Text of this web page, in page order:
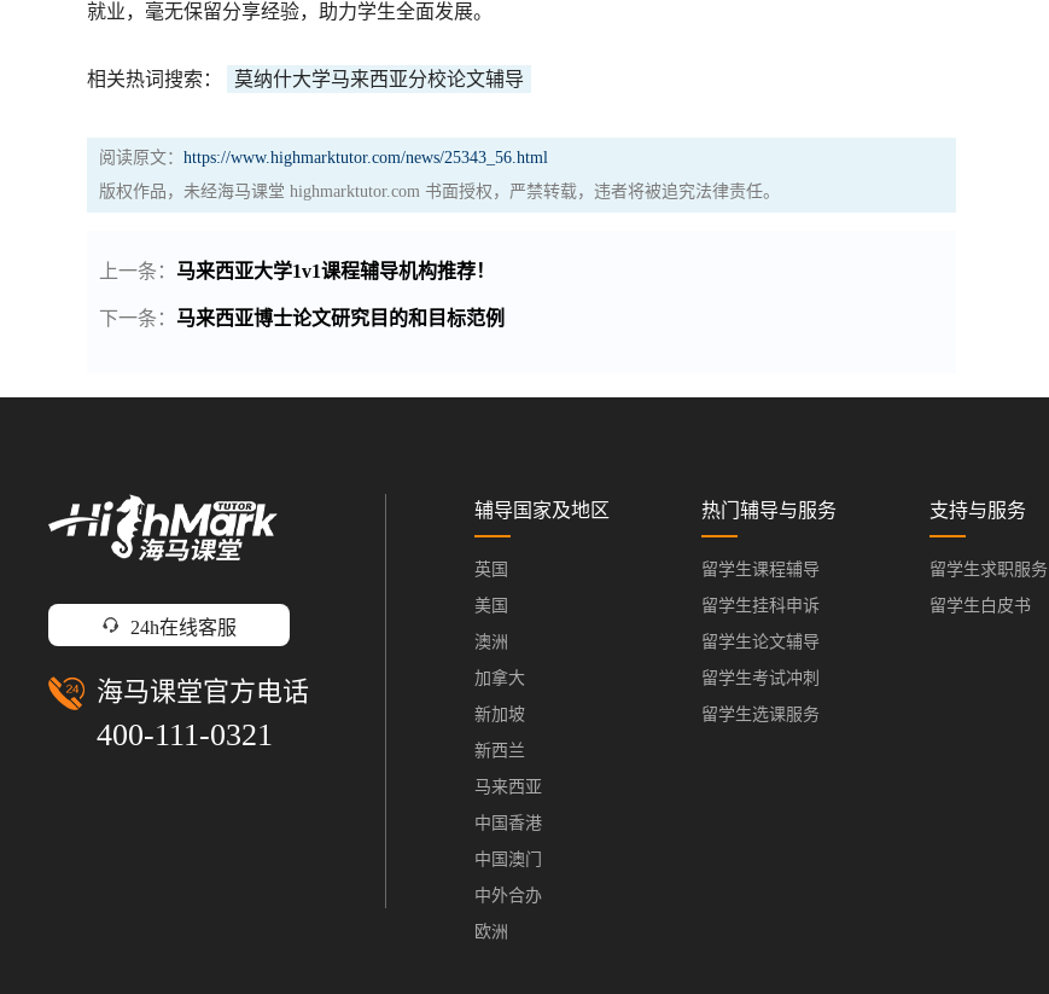
就业，毫无保留分享经验，助力学生全面发展。
相关热词搜索： 莫纳什大学马来西亚分校论文辅导
阅读原文： https://www.highmarktutor.com/news/25343_56.html
版权作品，未经海马课堂 highmarktutor.com 书面授权，严禁转载，违者将被追究法律责任。
上一条： 马来西亚大学1v1课程辅导机构推荐！
下一条： 马来西亚博士论文研究目的和目标范例
24h在线客服
海马课堂官方电话
400-111-0321
辅导国家及地区
英国
美国
澳洲
加拿大
新加坡
新西兰
马来西亚
中国香港
中国澳门
中外合办
欧洲
热门辅导与服务
留学生课程辅导
留学生挂科申诉
留学生论文辅导
留学生考试冲刺
留学生选课服务
支持与服务
留学生求职服务
留学生白皮书